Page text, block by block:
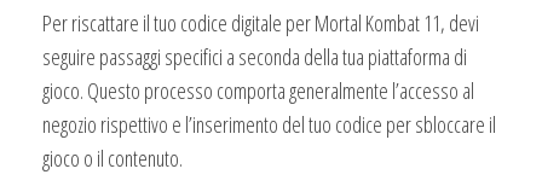
Per riscattare il tuo codice digitale per Mortal Kombat 11, devi
seguire passaggi specifici a seconda della tua piattaforma di
gioco. Questo processo comporta generalmente l’accesso al
negozio rispettivo e l’inserimento del tuo codice per sbloccare il
gioco o il contenuto.